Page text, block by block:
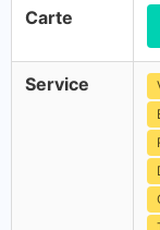
Carte
Service